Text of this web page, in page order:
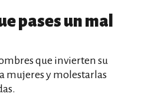
pases un mal
que invierten su
mujeres y molestarlas